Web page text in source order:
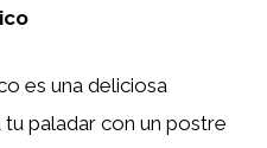
es una deliciosa
paladar con un postre